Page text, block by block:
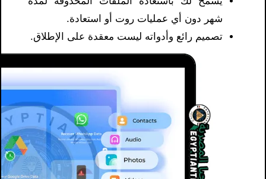
شهر دون أي عمليات روت أو استعادة.
تصميم رائع وأدواته ليست معقدة على الإطلاق.